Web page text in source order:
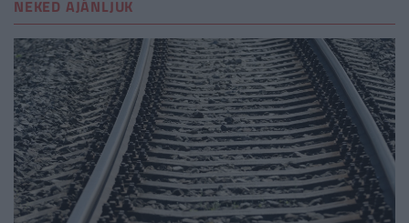
NEKED AJÁNLJUK